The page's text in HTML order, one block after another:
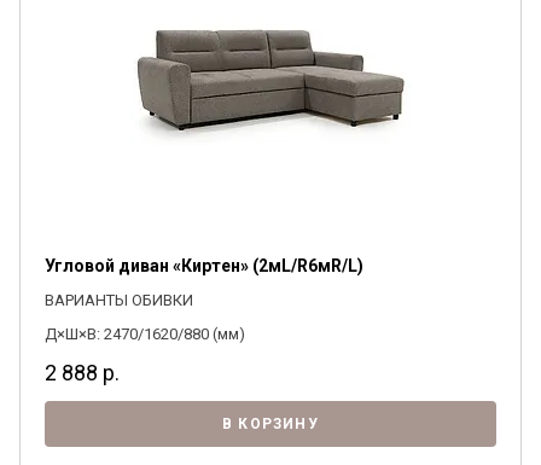
Угловой диван «Киртен» (2мL/R6мR/L)
ВАРИАНТЫ ОБИВКИ
Д×Ш×В: 2470/1620/880 (мм)
2 888 р.
В КОРЗИНУ